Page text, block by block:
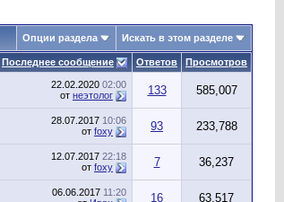
Опции раздела Искать в этом разделе
Последнее сообщение Ответов Просмотров
22.02.2020 02:00
от неэтолог 133 585,007
28.07.2017 10:06
от foxy 93 233,788
12.07.2017 22:18
от foxy 7 36,237
06.06.2017 11:20
16 63,517